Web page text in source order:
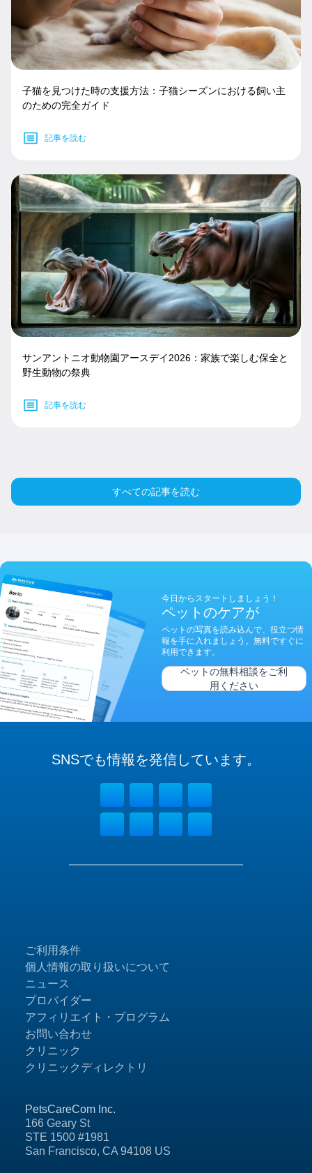
子猫を見つけた時の支援方法：子猫シーズンにおける飼い主
のための完全ガイド
記事を読む
サンアントニオ動物園アースデイ2026：家族で楽しむ保全と
野生動物の祭典
記事を読む
すべての記事を読む
今日からスタートしましょう！
ペットのケアが
ペットの写真を読み込んで、役立つ情
報を手に入れましょう。無料ですぐに
利用できます。
ペットの無料相談をご利
用ください
PetsCareCom Inc.
166 Geary St
STE 1500 #1981
San Francisco, CA 94108 US
ご利用条件
個人情報の取り扱いについて
ニュース
プロバイダー
アフィリエイト・プログラム
お問い合わせ
クリニック
クリニックディレクトリ
SNSでも情報を発信しています。